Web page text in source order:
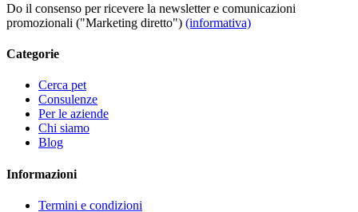
Do il consenso per ricevere la newsletter e comunicazioni
promozionali ("Marketing diretto") (informativa)
Categorie
Cerca pet
Consulenze
Per le aziende
Chi siamo
Blog
Informazioni
Termini e condizioni